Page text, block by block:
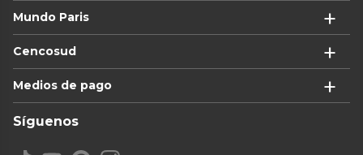
Mundo Paris
Cencosud
Medios de pago
Síguenos